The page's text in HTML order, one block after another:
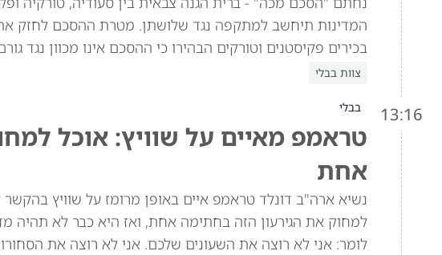
המדינות תיחשב למתקפה נגד שלושתן. מטרת ההסכם לחזק
בכירים פקיסטנים וטורקים הבהירו כי ההסכם אינו מכוון נגד
צוות בבלי
13:16 בבלי
טראמפ מאיים על שוויץ: אוכל
אחת
למחוק את הגירעון הזה בחתימה אחת, ואז היא כבר לא תהיה